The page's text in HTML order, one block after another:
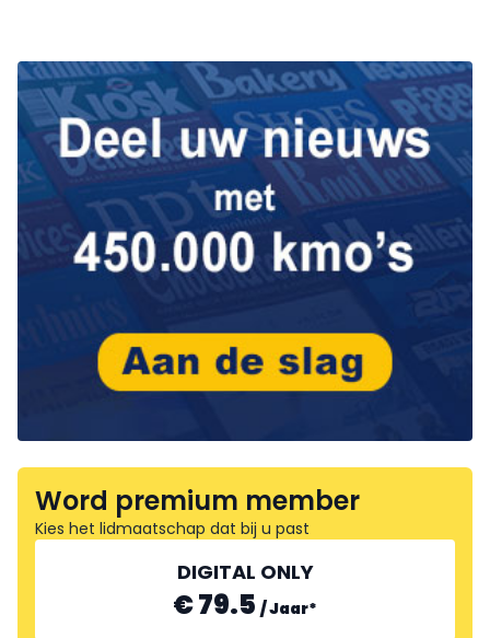
Word premium member
Kies het lidmaatschap dat bij u past
DIGITAL ONLY
€ 79.5 /Jaar*